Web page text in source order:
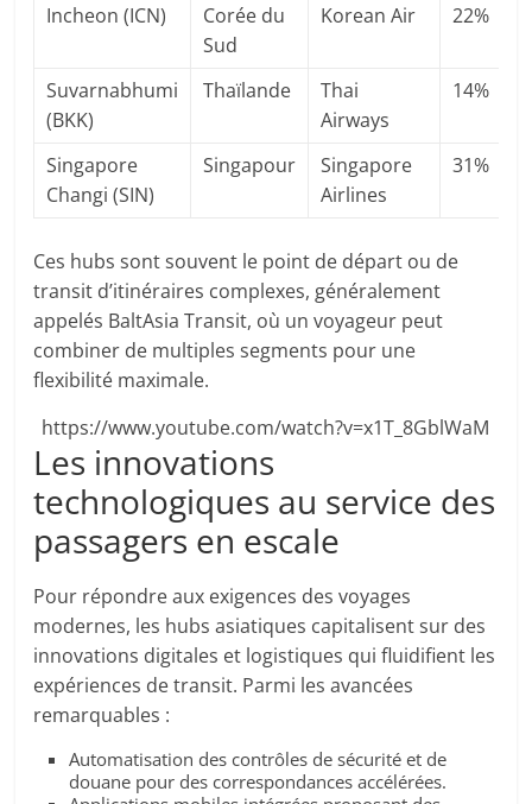
Incheon (ICN)
Corée du
Sud
Korean Air 22%
Suvarnabhumi
(BKK)
Thaïlande
Thai
Airways
14%
Singapore
Changi (SIN)
Singapour
Singapore
Airlines
31%
Ces hubs sont souvent le point de départ ou de
transit d’itinéraires complexes, généralement
appelés BaltAsia Transit, où un voyageur peut
combiner de multiples segments pour une
flexibilité maximale.
https://www.youtube.com/watch?v=x1T_8GblWaM
Les innovations
technologiques au service des
passagers en escale
Pour répondre aux exigences des voyages
modernes, les hubs asiatiques capitalisent sur des
innovations digitales et logistiques qui fluidifient les
expériences de transit. Parmi les avancées
remarquables :
Automatisation des contrôles de sécurité et de
douane pour des correspondances accélérées.